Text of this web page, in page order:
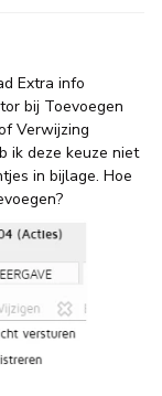
Extra info
bij Toevoegen
Verwijzing
ik deze keuze niet
in bijlage. Hoe